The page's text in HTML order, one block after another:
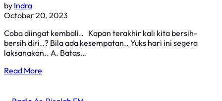
by Indra
October 20, 2023
Coba diingat kembali.. Kapan terakhir kali kita bersih-
bersih diri..? Bila ada kesempatan.. Yuks hari ini segera
laksanakan.. A. Batas…
Read More